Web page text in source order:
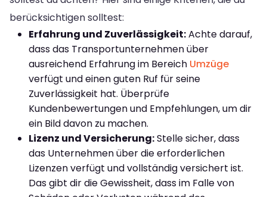
berücksichtigen solltest:
Erfahrung und Zuverlässigkeit:Achte darauf,
dass das Transportunternehmen über
ausreichend Erfahrung im Bereich Umzüge
verfügt und einen guten Ruf für seine
Zuverlässigkeit hat. Überprüfe
Kundenbewertungen und Empfehlungen, um dir
ein Bild davon zu machen.
Lizenz und Versicherung:Stelle sicher, dass
das Unternehmen über die erforderlichen
Lizenzen verfügt und vollständig versichert ist.
Das gibt dir die Gewissheit, dass im Falle von